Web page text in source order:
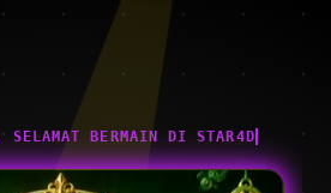
SELAMAT BERMAIN DI STAR4D